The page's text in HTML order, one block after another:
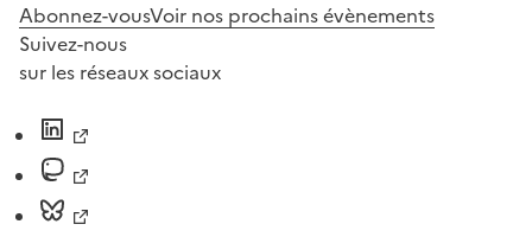
Abonnez-vousVoir nos prochains évènements
Suivez-nous
sur les réseaux sociaux